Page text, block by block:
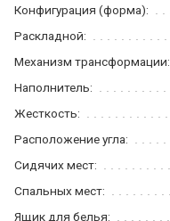
Конфигурация (форма):
Раскладной:
Механизм трансформации:
Наполнитель:
Жесткость:
Расположение угла:
Сидячих мест:
Спальных мест:
Ящик для белья: